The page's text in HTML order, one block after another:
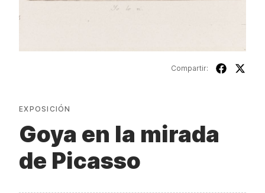
Compartir:
EXPOSICIÓN
Goya en la mirada
de Picasso